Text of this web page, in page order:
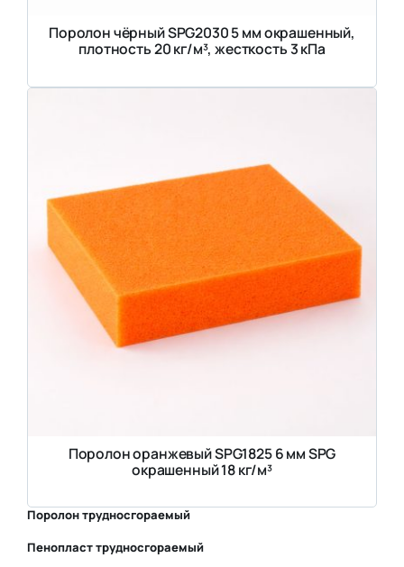
Поролон чёрный SPG2030 5 мм окрашенный,
плотность 20 кг/м³, жесткость 3 кПа
Поролон оранжевый SPG1825 6 мм SPG
окрашенный 18 кг/м³
Поролон трудносгораемый
Пенопласт трудносгораемый